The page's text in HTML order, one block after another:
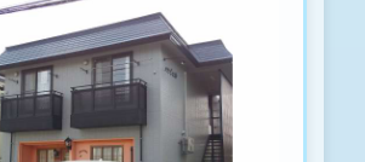
17
トタウンⅡ-A
、入りましたo(^▽^)oありが
いました♪